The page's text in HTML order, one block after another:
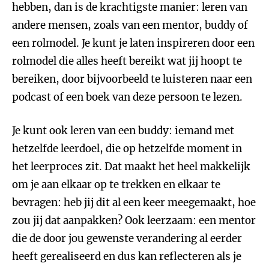
hebben, dan is de krachtigste manier: leren van
andere mensen, zoals van een mentor, buddy of
een rolmodel. Je kunt je laten inspireren door een
rolmodel die alles heeft bereikt wat jij hoopt te
bereiken, door bijvoorbeeld te luisteren naar een
podcast of een boek van deze persoon te lezen.
Je kunt ook leren van een buddy: iemand met
hetzelfde leerdoel, die op hetzelfde moment in
het leerproces zit. Dat maakt het heel makkelijk
om je aan elkaar op te trekken en elkaar te
bevragen: heb jij dit al een keer meegemaakt, hoe
zou jij dat aanpakken? Ook leerzaam: een mentor
die de door jou gewenste verandering al eerder
heeft gerealiseerd en dus kan reflecteren als je